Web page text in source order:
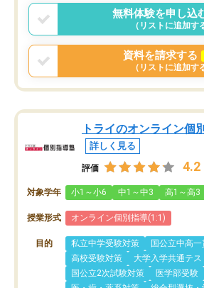
無料体験を申し込
（リストに追加す
資料を請求する
（リストに追加す
トライのオンライン個
詳しく見る
評価 4.2
対象学年 小1～小6 中1～中3 高1～高3
授業形式 オンライン個別指導(1:1)
目的 私立中学受験対策
国公立中高
高校受験対策
大学入学共通テス
国公立2次試験対策
医学部受験